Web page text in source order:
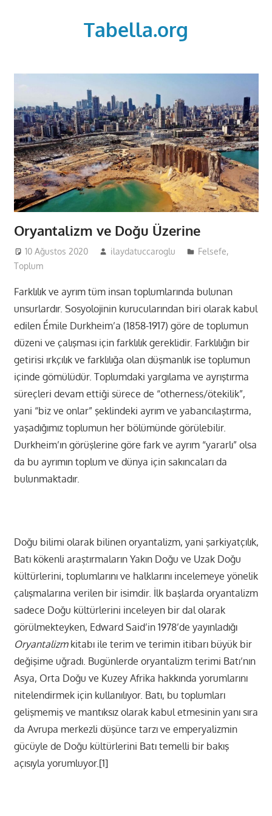
Tabella.org
Oryantalizm ve Doğu Üzerine
10 Ağustos 2020 ilaydatuccaroglu Felsefe,
Toplum
Farklılık ve ayrım tüm insan toplumlarında bulunan
unsurlardır. Sosyolojinin kurucularından biri olarak kabul
edilen Émile Durkheim’a (1858-1917) göre de toplumun
düzeni ve çalışması için farklılık gereklidir. Farklılığın bir
getirisi ırkçılık ve farklılığa olan düşmanlık ise toplumun
içinde gömülüdür. Toplumdaki yargılama ve ayrıştırma
süreçleri devam ettiği sürece de “otherness/ötekilik”,
yani “biz ve onlar” şeklindeki ayrım ve yabancılaştırma,
yaşadığımız toplumun her bölümünde görülebilir.
Durkheim’ın görüşlerine göre fark ve ayrım “yararlı” olsa
da bu ayrımın toplum ve dünya için sakıncaları da
bulunmaktadır.
Doğu bilimi olarak bilinen oryantalizm, yani şarkiyatçılık,
Batı kökenli araştırmaların Yakın Doğu ve Uzak Doğu
kültürlerini, toplumlarını ve halklarını incelemeye yönelik
çalışmalarına verilen bir isimdir. İlk başlarda oryantalizm
sadece Doğu kültürlerini inceleyen bir dal olarak
görülmekteyken, Edward Said’in 1978’de yayınladığı
Oryantalizmkitabı ile terim ve terimin itibarı büyük bir
değişime uğradı. Bugünlerde oryantalizm terimi Batı’nın
Asya, Orta Doğu ve Kuzey Afrika hakkında yorumlarını
nitelendirmek için kullanılıyor. Batı, bu toplumları
gelişmemiş ve mantıksız olarak kabul etmesinin yanı sıra
da Avrupa merkezli düşünce tarzı ve emperyalizmin
gücüyle de Doğu kültürlerini Batı temelli bir bakış
açısıyla yorumluyor.[1]